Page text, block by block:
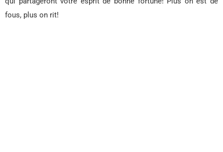
fous, plus on rit!